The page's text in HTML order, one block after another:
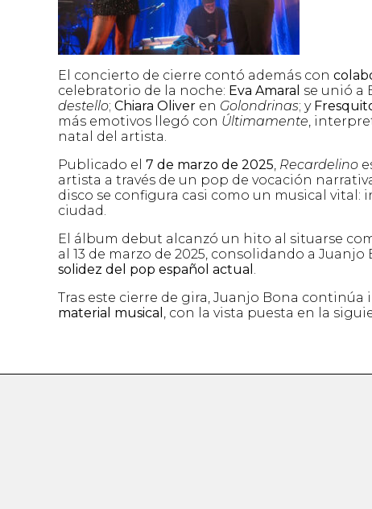
El concierto de cierre contó además con
celebratorio de la noche: Eva Amaral se unió a
destello; Chiara Oliver en Golondrinas; y
más emotivos llegó con Últimamente,
natal del artista.
Publicado el 7 de marzo de 2025, Recardelino
artista a través de un pop de vocación
disco se configura casi como un musical vital:
ciudad.
El álbum debut alcanzó un hito al situarse
al 13 de marzo de 2025, consolidando a Juanjo
solidez del pop español actual .
Tras este cierre de gira, Juanjo Bona
material musical , con la vista puesta en la